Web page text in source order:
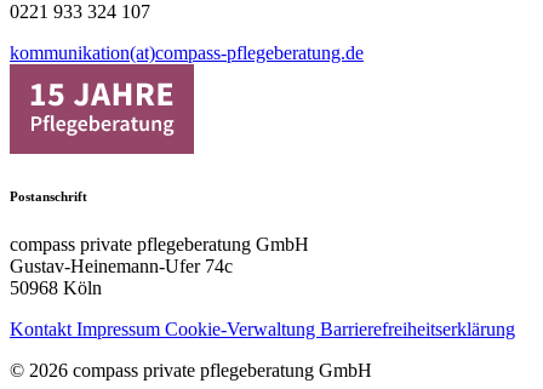
0221 933 324 107
kommunikation(at)compass-pflegeberatung.de
Postanschrift
compass private pflegeberatung GmbH
Gustav-Heinemann-Ufer 74c
50968 Köln
Kontakt Impressum Cookie-Verwaltung Barrierefreiheitserklärung
© 2026 compass private pflegeberatung GmbH